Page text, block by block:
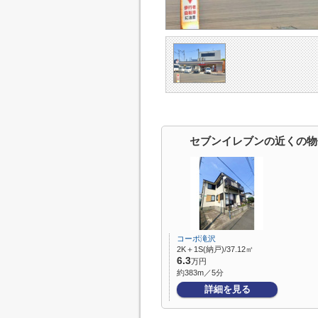
セブンイレブンの近くの
コーポ滝沢
2K＋1S(納戸)/37.12㎡
6.3万円
約383m／5分
詳細を見る